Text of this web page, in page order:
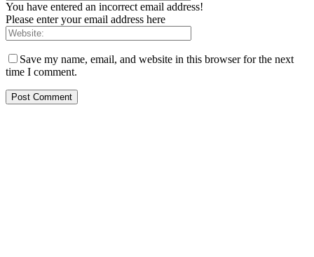
You have entered an incorrect email address!
Please enter your email address here
Save my name, email, and website in this browser for the next
time I comment.